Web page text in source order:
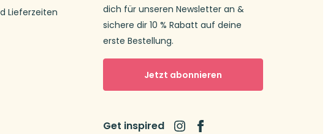
Lieferzeiten
dich für unseren Newsletter an &
sichere dir 10 % Rabatt auf deine
erste Bestellung.
Jetzt abonnieren
Get inspired